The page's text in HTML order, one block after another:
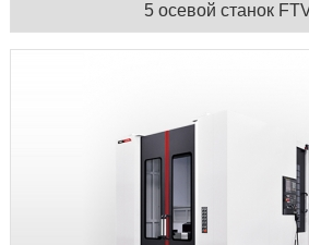
5 осевой станок